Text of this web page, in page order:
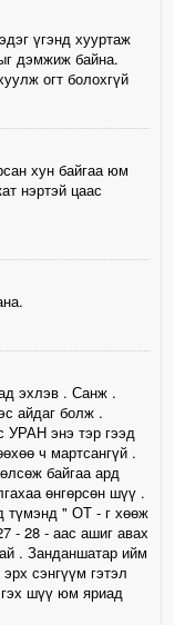
үгэнд хууртаж
дэмжиж байна.
огт болохгүй
хун байгаа юм
нэртэй цаас
эхлэв . Санж .
айдаг болж .
УРАН энэ тэр гээд
ч мартсангүй .
байгаа ард
өнгөрсөн шүү .
түмэнд " ОТ - г хөөж
- 28 - аас ашиг авах
. Занданшатар ийм
сэнгүүм гэтэл
шүү юм яриад